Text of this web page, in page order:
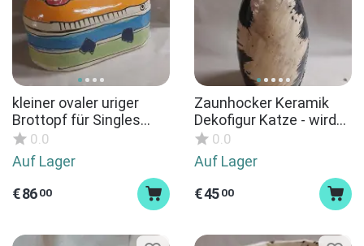
kleiner ovaler uriger
Brottopf für Singles
Brotkasten Brotdose
Keramik im Design
crazy- wird nach Kauf
hergestellt
0.0
Auf Lager
€8600
Zaunhocker Keramik
Dekofigur Katze - wird
produziert nach Kauf
0.0
Auf Lager
€4500